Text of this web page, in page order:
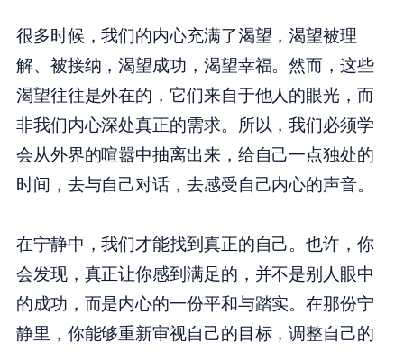
很多时候，我们的内心充满了渴望，渴望被理
解、被接纳，渴望成功，渴望幸福。然而，这些
渴望往往是外在的，它们来自于他人的眼光，而
非我们内心深处真正的需求。所以，我们必须学
会从外界的喧嚣中抽离出来，给自己一点独处的
时间，去与自己对话，去感受自己内心的声音。
在宁静中，我们才能找到真正的自己。也许，你
会发现，真正让你感到满足的，并不是别人眼中
的成功，而是内心的一份平和与踏实。在那份宁
静里，你能够重新审视自己的目标，调整自己的